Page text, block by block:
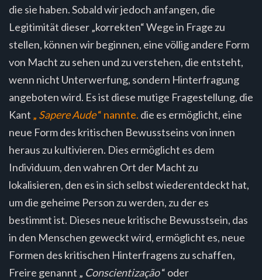
die sie haben. Sobald wir jedoch anfangen, die
Legitimität dieser „korrekten“ Wege in Frage zu
stellen, können wir beginnen, eine völlig andere Form
von Macht zu sehen und zu verstehen, die entsteht,
wenn nicht Unterwerfung, sondern Hinterfragung
angeboten wird. Es ist diese mutige Fragestellung, die
Kant „ Sapere Aude“ nannte. die es ermöglicht, eine
neue Form des kritischen Bewusstseins von innen
heraus zu kultivieren. Dies ermöglicht es dem
Individuum, den wahren Ort der Macht zu
lokalisieren, den es in sich selbst wiederentdeckt hat,
um die geheime Person zu werden, zu der es
bestimmt ist. Dieses neue kritische Bewusstsein, das
in den Menschen geweckt wird, ermöglicht es, neue
Formen des kritischen Hinterfragens zu schaffen,
Freire genannt „ Conscientização“ oder